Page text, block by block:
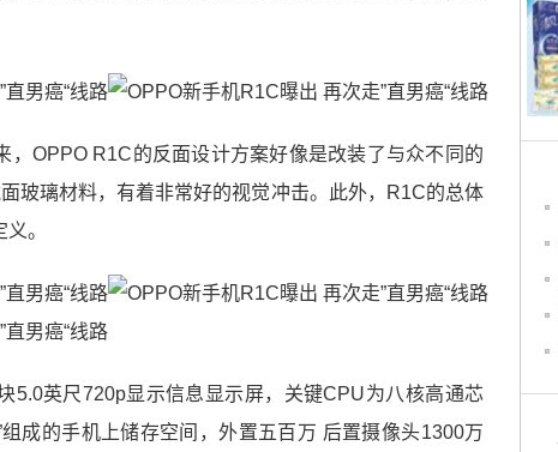
，OPPO R1C的反面设计方案好像是改装了与众不同的
玻璃材料，有着非常好的视觉冲击。此外，R1C的总体
。
5.0英尺720p显示信息显示屏，关键CPU为八核高通芯
成的手机上储存空间，外置五百万 后置摄像头1300万